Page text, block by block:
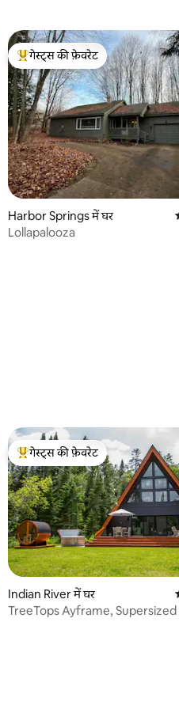
से 4.98, 40 समीक्षाएँ
गेस्ट्स का टॉप फ़ेवरेट
गेस्ट्स की फ़ेवरेट
Harbor Springs में घर
Lollapalooza
से 4.94, 36 समीक्षाएँ
गेस्ट्स का टॉप फ़ेवरेट
गेस्ट्स की फ़ेवरेट
Indian River में घर
TreeTops Ayframe,